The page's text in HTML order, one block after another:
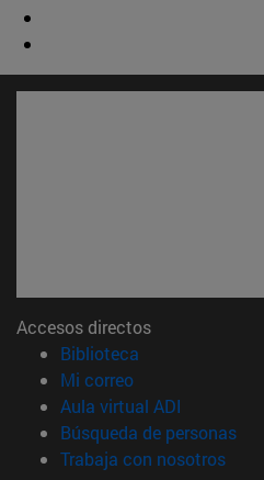
Accesos directos
Biblioteca
Mi correo(abre en nueva
Aula virtual ADI
Búsqueda de personas
Trabaja con nosotros